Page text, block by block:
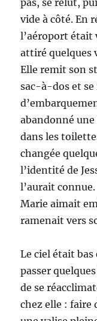
vide à côté. En
l’aéroport était
attiré quelques
Elle remit son
sac-à-dos et se
abandonné
dans les
changée
l’identité de
l’aurait connue.
Marie aimait
ramenait vers
Le ciel était bas
passer
de se
chez elle : faire